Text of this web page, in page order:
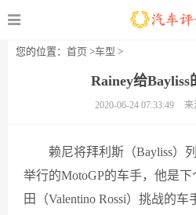
您的位置： 首页 >车型 >
Rainey给Bayliss
2020-06-24 07:33:49 来
赖尼将拜利斯（Bayliss）
举行的MotoGP的车手，他是
田（Valentino Rossi）挑战的车